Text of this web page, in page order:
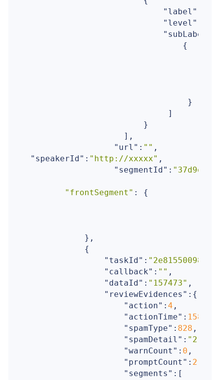
"label"
"level"
"subLabels"
                                {
                                 }
                             ]
                        }
                    ],
"url" : "" ,
"speakerId" : "http://xxxxx" ,
"segmentId" :
"frontSegment" : {
            },
            {
"taskId" :
"callback" : "" ,
"dataId" : "157473" ,
"reviewEvidences" :{
"action" :4 ,
"actionTime" :
"spamType" : 828 ,
"spamDetail" : "2132"
"warnCount" : 0 ,
"promptCount" : 2
"segments" :[